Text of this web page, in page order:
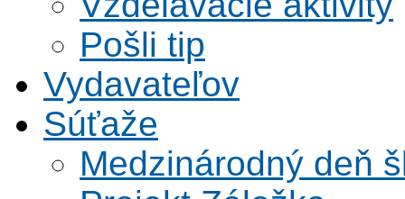
Pošli tip
Vydavateľov
Súťaže
Medzinárodný deň